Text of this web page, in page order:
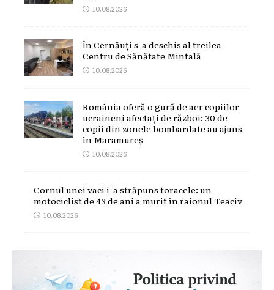
10.08.2026
În Cernăuți s-a deschis al treilea
Centru de Sănătate Mintală
10.08.2026
România oferă o gură de aer copiilor
ucraineni afectați de război: 30 de
copii din zonele bombardate au ajuns
în Maramureș
10.08.2026
Cornul unei vaci i-a străpuns toracele: un
motociclist de 43 de ani a murit în raionul Teaciv
10.08.2026